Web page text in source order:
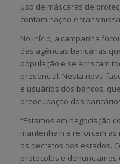
uso de máscaras de
contaminação e
No início, a campanha
das agências bancárias
população e se arriscam
presencial. Nesta nova
e usuários dos bancos,
preocupação dos
“Estamos em negociação
mantenham e reforcem
os decretos dos estados.
protocolos e